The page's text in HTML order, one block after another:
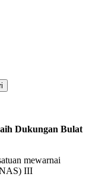
Dukungan Bulat
mewarnai
III